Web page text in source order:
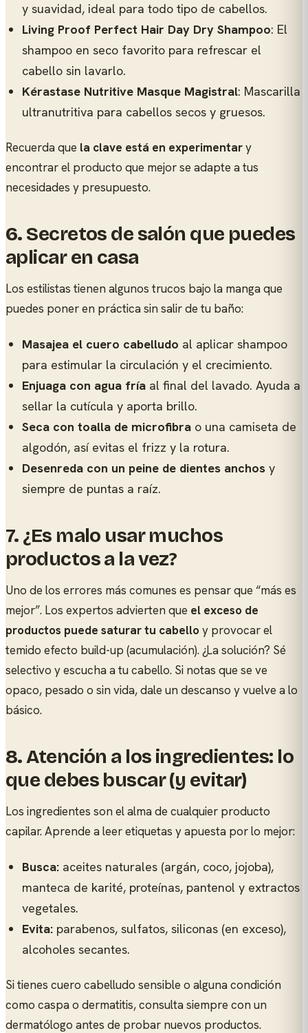
y suavidad, ideal para todo tipo de cabellos.
Living Proof Perfect Hair Day Dry Shampoo: El
shampoo en seco favorito para refrescar el
cabello sin lavarlo.
Kérastase Nutritive Masque Magistral: Mascarilla
ultranutritiva para cabellos secos y gruesos.
Recuerda que la clave está en experimentary
encontrar el producto que mejor se adapte a tus
necesidades y presupuesto.
6. Secretos de salón que puedes
aplicar en casa
Los estilistas tienen algunos trucos bajo la manga que
puedes poner en práctica sin salir de tu baño:
Masajea el cuero cabelludo al aplicar shampoo
para estimular la circulación y el crecimiento.
Enjuaga con agua fría al final del lavado. Ayuda a
sellar la cutícula y aporta brillo.
Seca con toalla de microfibra o una camiseta de
algodón, así evitas el frizz y la rotura.
Desenreda con un peine de dientes anchos y
siempre de puntas a raíz.
7. ¿Es malo usar muchos
productos a la vez?
Uno de los errores más comunes es pensar que “más es
mejor”. Los expertos advierten que el exceso de
productos puede saturar tu cabello y provocar el
temido efecto build-up (acumulación). ¿La solución? Sé
selectivo y escucha a tu cabello. Si notas que se ve
opaco, pesado o sin vida, dale un descanso y vuelve a lo
básico.
8.Atención a los ingredientes: lo
que debes buscar (y evitar)
Los ingredientes son el alma de cualquier producto
capilar. Aprende a leer etiquetas y apuesta por lo mejor:
Busca: aceites naturales (argán, coco, jojoba),
manteca de karité, proteínas, pantenol y extractos
vegetales.
Evita: parabenos, sulfatos, siliconas (en exceso),
alcoholes secantes.
Si tienes cuero cabelludo sensible o alguna condición
como caspa o dermatitis, consulta siempre con un
dermatólogo antes de probar nuevos productos.